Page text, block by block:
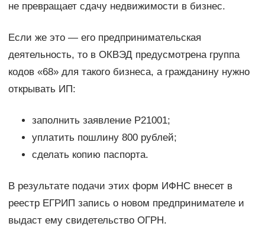
не превращает сдачу недвижимости в бизнес.
Если же это — его предпринимательская
деятельность, то в ОКВЭД предусмотрена группа
кодов «68» для такого бизнеса, а гражданину нужно
открывать ИП:
заполнить заявление Р21001;
уплатить пошлину 800 рублей;
сделать копию паспорта.
В результате подачи этих форм ИФНС внесет в
реестр ЕГРИП запись о новом предпринимателе и
выдаст ему свидетельство ОГРН.